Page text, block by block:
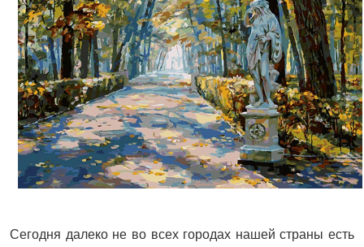
Сегодня далеко не во всех городах нашей страны есть